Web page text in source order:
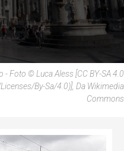
- Foto © Luca Aless [CC BY-SA 4.0
by-Sa/4.0)], Da Wikimedia
Commons